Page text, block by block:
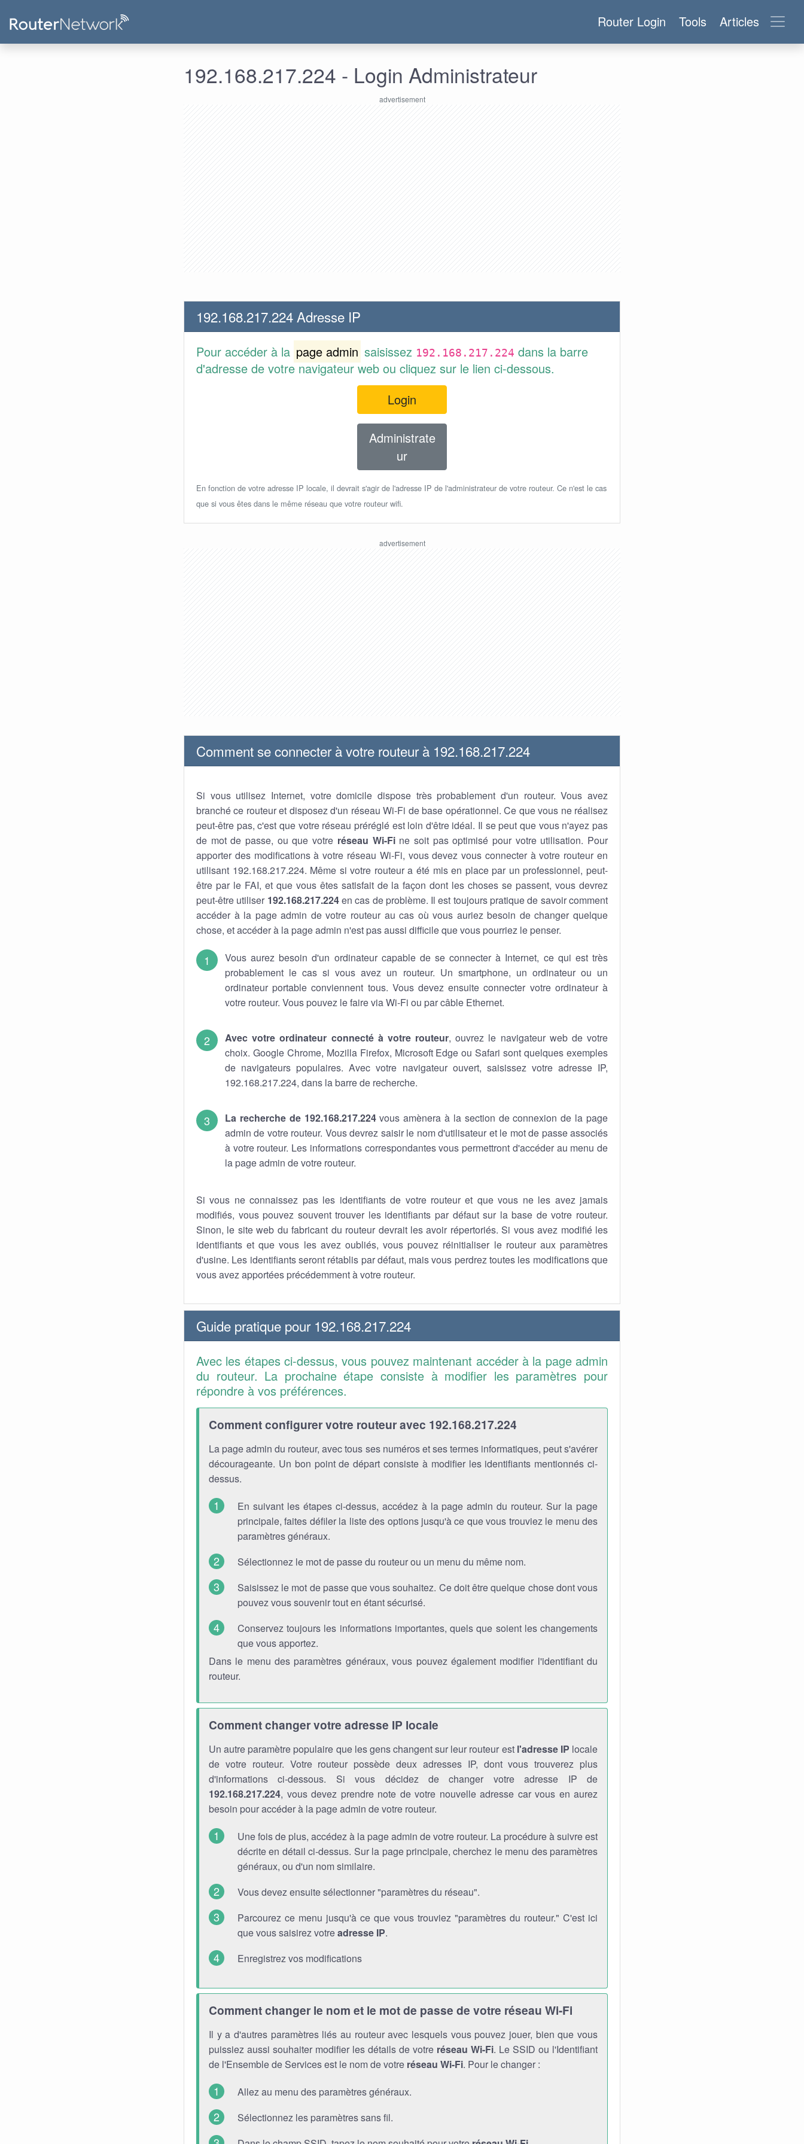
Router Login Tools Articles
192.168.217.224 - Login Administrateur
192.168.217.224 Adresse IP
Pour accéder à la page admin saisissez 192.168.217.224 dans la barre
d'adresse de votre navigateur web ou cliquez sur le lien ci-dessous.
Login
Administrate
ur
En fonction de votre adresse IP locale, il devrait s'agir de l'adresse IP de l'administrateur de votre routeur. Ce n'est le cas
que si vous êtes dans le même réseau que votre routeur wifi.
Comment se connecter à votre routeur à 192.168.217.224
Si vous utilisez Internet, votre domicile dispose très probablement d'un routeur. Vous avez
branché ce routeur et disposez d'un réseau Wi-Fi de base opérationnel. Ce que vous ne réalisez
peut-être pas, c'est que votre réseau préréglé est loin d'être idéal. Il se peut que vous n'ayez pas
de mot de passe, ou que votre réseau Wi-Fine soit pas optimisé pour votre utilisation. Pour
apporter des modifications à votre réseau Wi-Fi, vous devez vous connecter à votre routeur en
utilisant 192.168.217.224. Même si votre routeur a été mis en place par un professionnel, peut-
être par le FAI, et que vous êtes satisfait de la façon dont les choses se passent, vous devrez
peut-être utiliser 192.168.217.224en cas de problème. Il est toujours pratique de savoir comment
accéder à la page admin de votre routeur au cas où vous auriez besoin de changer quelque
chose, et accéder à la page admin n'est pas aussi difficile que vous pourriez le penser.
Vous aurez besoin d'un ordinateur capable de se connecter à Internet, ce qui est très
probablement le cas si vous avez un routeur. Un smartphone, un ordinateur ou un
ordinateur portable conviennent tous. Vous devez ensuite connecter votre ordinateur à
votre routeur. Vous pouvez le faire via Wi-Fi ou par câble Ethernet.
Avec votre ordinateur connecté à votre routeur, ouvrez le navigateur web de votre
choix. Google Chrome, Mozilla Firefox, Microsoft Edge ou Safari sont quelques exemples
de navigateurs populaires. Avec votre navigateur ouvert, saisissez votre adresse IP,
192.168.217.224, dans la barre de recherche.
La recherche de 192.168.217.224vous amènera à la section de connexion de la page
admin de votre routeur. Vous devrez saisir le nom d'utilisateur et le mot de passe associés
à votre routeur. Les informations correspondantes vous permettront d'accéder au menu de
la page admin de votre routeur.
Si vous ne connaissez pas les identifiants de votre routeur et que vous ne les avez jamais
modifiés, vous pouvez souvent trouver les identifiants par défaut sur la base de votre routeur.
Sinon, le site web du fabricant du routeur devrait les avoir répertoriés. Si vous avez modifié les
identifiants et que vous les avez oubliés, vous pouvez réinitialiser le routeur aux paramètres
d'usine. Les identifiants seront rétablis par défaut, mais vous perdrez toutes les modifications que
vous avez apportées précédemment à votre routeur.
Guide pratique pour 192.168.217.224
Avec les étapes ci-dessus, vous pouvez maintenant accéder à la page admin
du routeur. La prochaine étape consiste à modifier les paramètres pour
répondre à vos préférences.
Comment configurer votre routeur avec 192.168.217.224
La page admin du routeur, avec tous ses numéros et ses termes informatiques, peut s'avérer
décourageante. Un bon point de départ consiste à modifier les identifiants mentionnés ci-
dessus.
En suivant les étapes ci-dessus, accédez à la page admin du routeur. Sur la page
principale, faites défiler la liste des options jusqu'à ce que vous trouviez le menu des
paramètres généraux.
Sélectionnez le mot de passe du routeur ou un menu du même nom.
Saisissez le mot de passe que vous souhaitez. Ce doit être quelque chose dont vous
pouvez vous souvenir tout en étant sécurisé.
Conservez toujours les informations importantes, quels que soient les changements
que vous apportez.
Dans le menu des paramètres généraux, vous pouvez également modifier l'identifiant du
routeur.
Comment changer votre adresse IP locale
Un autre paramètre populaire que les gens changent sur leur routeur est l'adresse IP locale
de votre routeur. Votre routeur possède deux adresses IP, dont vous trouverez plus
d'informations ci-dessous. Si vous décidez de changer votre adresse IP de
192.168.217.224, vous devez prendre note de votre nouvelle adresse car vous en aurez
besoin pour accéder à la page admin de votre routeur.
Une fois de plus, accédez à la page admin de votre routeur. La procédure à suivre est
décrite en détail ci-dessus. Sur la page principale, cherchez le menu des paramètres
généraux, ou d'un nom similaire.
Vous devez ensuite sélectionner "paramètres du réseau".
Parcourez ce menu jusqu'à ce que vous trouviez "paramètres du routeur." C'est ici
que vous saisirez votreadresse IP.
Enregistrez vos modifications
Comment changer le nom et le mot de passe de votre réseau Wi-Fi
Il y a d'autres paramètres liés au routeur avec lesquels vous pouvez jouer, bien que vous
puissiez aussi souhaiter modifier les détails de votre réseau Wi-Fi. Le SSID ou l'Identifiant
de l'Ensemble de Services est le nom de votre réseau Wi-Fi. Pour le changer :
Allez au menu des paramètres généraux.
Sélectionnez les paramètres sans fil.